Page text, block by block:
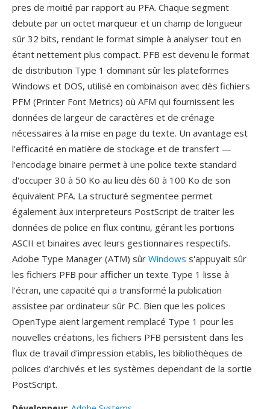
pres de moitié par rapport au PFA. Chaque segment
debute par un octet marqueur et un champ de longueur
sûr 32 bits, rendant le format simple à analyser tout en
étant nettement plus compact. PFB est devenu le format
de distribution Type 1 dominant sûr les plateformes
Windows et DOS, utilisé en combinaison avec dès fichiers
PFM (Printer Font Metrics) où AFM qui fournissent les
données de largeur de caractères et de crénage
nécessaires à la mise en page du texte. Un avantage est
l'efficacité en matière de stockage et de transfert —
l'encodage binaire permet à une police texte standard
d'occuper 30 à 50 Ko au lieu dès 60 à 100 Ko de son
équivalent PFA. La structuré segmentee permet
également àux interpreteurs PostScript de traiter les
données de police en flux continu, gérant les portions
ASCII et binaires avec leurs gestionnaires respectifs.
Adobe Type Manager (ATM) sûr Windows s'appuyait sûr
les fichiers PFB pour afficher un texte Type 1 lisse à
l'écran, une capacité qui a transformé la publication
assistee par ordinateur sûr PC. Bien que les polices
OpenType aient largement remplacé Type 1 pour les
nouvelles créations, les fichiers PFB persistent dans les
flux de travail d'impression etablis, les bibliothèques de
polices d'archivés et les systèmes dependant de la sortie
PostScript.